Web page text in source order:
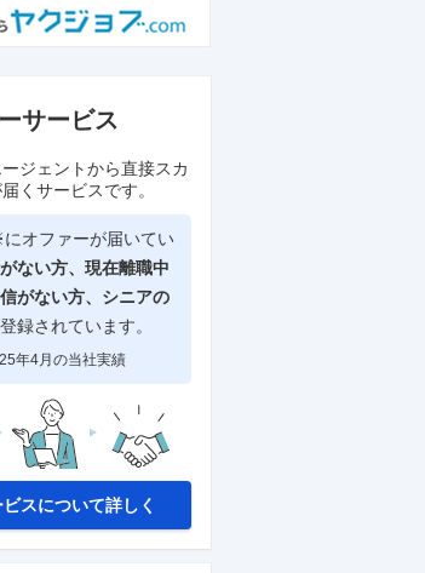
サービス
ジェントから直接スカ
くサービスです。
オファーが届いてい
ない方、現在離職中
がない方、シニアの
録されています。
年4月の当社実績
スについて詳しく